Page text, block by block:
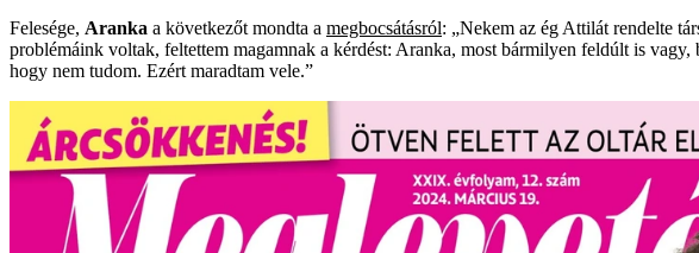
Felesége, Aranka a következőt mondta a megbocsátásról: „Nekem az ég Attilát rendelte
problémáink voltak, feltettem magamnak a kérdést: Aranka, most bármilyen feldúlt is
hogy nem tudom. Ezért maradtam vele.”